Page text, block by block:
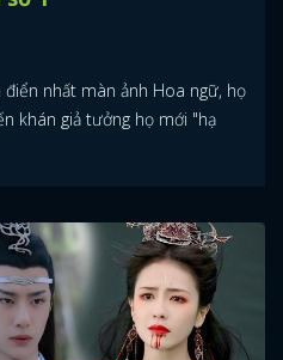
nhất màn ảnh Hoa ngữ, họ
khán giả tưởng họ mới "hạ